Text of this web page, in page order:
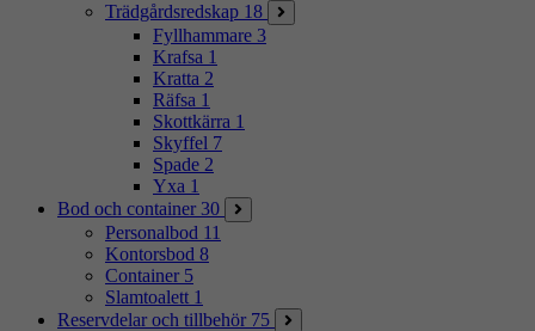
Trädgårdsredskap 18
Fyllhammare 3
Krafsa 1
Kratta 2
Räfsa 1
Skottkärra 1
Skyffel 7
Spade 2
Yxa 1
Bod och container 30
Personalbod 11
Kontorsbod 8
Container 5
Slamtoalett 1
Reservdelar och tillbehör 75